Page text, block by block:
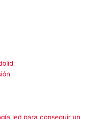
led para conseguir un